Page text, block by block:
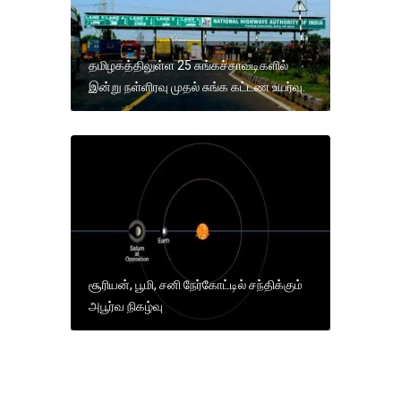
தமிழகத்திலுள்ள 25 சுங்கச்சாவடிகளில்
இன்று நள்ளிரவு முதல் சுங்க கட்டண உயர்வு.
சூரியன், பூமி, சனி நேர்கோட்டில் சந்திக்கும்
அபூர்வ நிகழ்வு